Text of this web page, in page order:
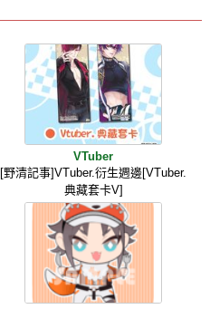
VTuber
[野清記事]VTuber.衍生週邊[VTuber.
典藏套卡V]